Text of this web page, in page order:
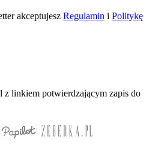
akceptujesz Regulamin i Politykę
z linkiem potwierdzającym zapis do